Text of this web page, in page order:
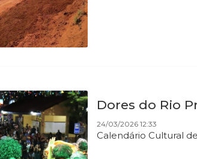
Dores do Rio
24/03/2026 12:33
Calendário Cultural